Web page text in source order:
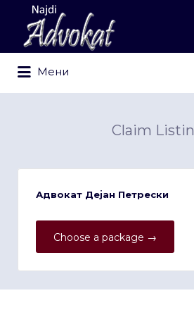
Search
for:
Мени
for:
Claim
Адвокат Дејан Петрески